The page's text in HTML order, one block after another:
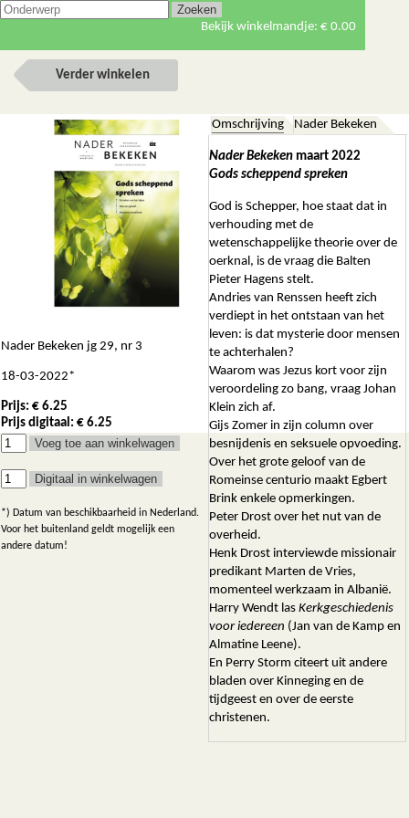
Bekijk winkelmandje: € 0.00
Verder winkelen
Omschrijving
Nader Bekeken maart 2022
Gods scheppend spreken
God is Schepper, hoe staat dat in
verhouding met de
wetenschappelijke theorie over de
oerknal, is de vraag die Balten
Pieter Hagens stelt.
Andries van Renssen heeft zich
verdiept in het ontstaan van het
leven: is dat mysterie door mensen
te achterhalen?
Waarom was Jezus kort voor zijn
veroordeling zo bang, vraag Johan
Klein zich af.
Gijs Zomer in zijn column over
besnijdenis en seksuele opvoeding.
Over het grote geloof van de
Romeinse centurio maakt Egbert
Brink enkele opmerkingen.
Peter Drost over het nut van de
overheid.
Henk Drost interviewde missionair
predikant Marten de Vries,
momenteel werkzaam in Albanië.
Harry Wendt las Kerkgeschiedenis
voor iedereen (Jan van de Kamp en
Almatine Leene).
En Perry Storm citeert uit andere
bladen over Kinneging en de
tijdgeest en over de eerste
christenen.
Nader Bekeken
Nader Bekeken jg 29, nr 3
18-03-2022*
Prijs: € 6.25
Prijs digitaal: € 6.25
*) Datum van beschikbaarheid in Nederland.
Voor het buitenland geldt mogelijk een
andere datum!